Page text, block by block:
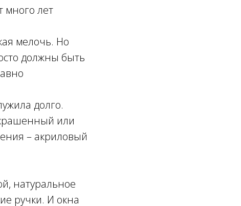
много лет
мелочь. Но
должны быть
долго.
или
– акриловый
натуральное
ручки. И окна